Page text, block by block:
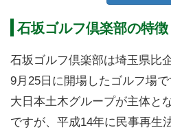
石坂ゴルフ倶楽部の特徴
石坂ゴルフ倶楽部は埼玉県比
9月25日に開場したゴルフ場で
大日本土木グループが主体と
ですが、平成14年に民事再生